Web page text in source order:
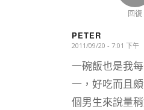
回復
PETER
says:
2011/09/20 - 7:01 下午
一碗飯也是我
一，好吃而且
個男生來說量